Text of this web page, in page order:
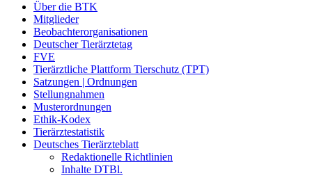
Über die BTK
Mitglieder
Beobachterorganisationen
Deutscher Tierärztetag
FVE
Tierärztliche Plattform Tierschutz (TPT)
Satzungen | Ordnungen
Stellungnahmen
Musterordnungen
Ethik-Kodex
Tierärztestatistik
Deutsches Tierärzteblatt
Redaktionelle Richtlinien
Inhalte DTBl.